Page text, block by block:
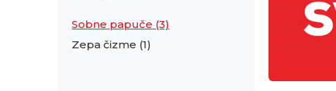
Sobne papuče (3)
Zepa čizme (1)